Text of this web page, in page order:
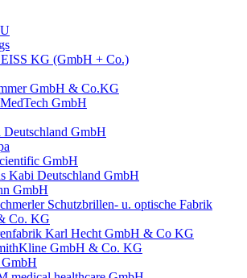
KG (GmbH + Co.)
GmbH & Co.KG
GmbH
Deutschland GmbH
GmbH
Kabi Deutschland GmbH
GmbH
Schutzbrillen- u. optische Fabrik
Co. KG
Karl Hecht GmbH & Co KG
GmbH & Co. KG